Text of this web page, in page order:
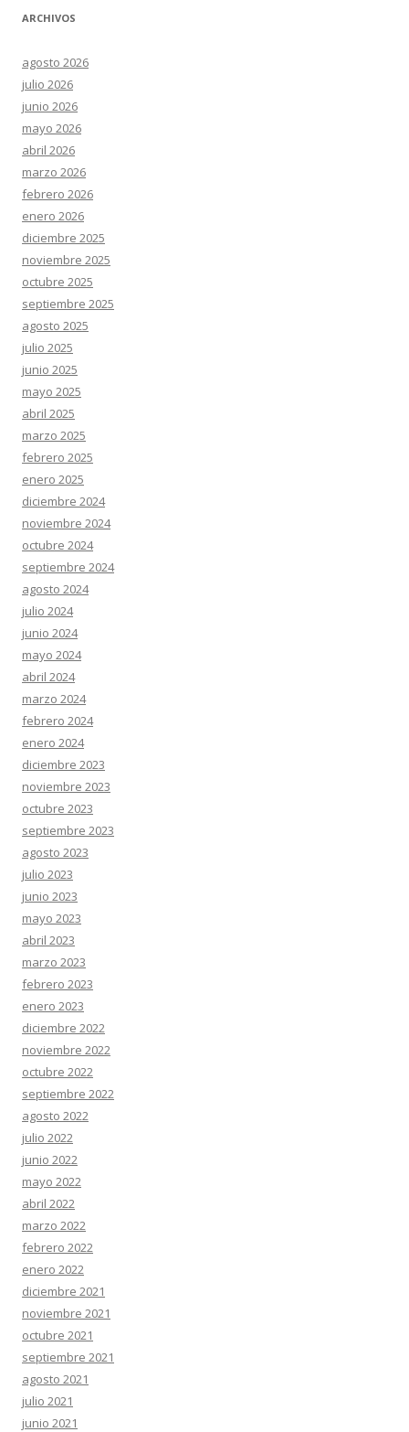
ARCHIVOS
agosto 2026
julio 2026
junio 2026
mayo 2026
abril 2026
marzo 2026
febrero 2026
enero 2026
diciembre 2025
noviembre 2025
octubre 2025
septiembre 2025
agosto 2025
julio 2025
junio 2025
mayo 2025
abril 2025
marzo 2025
febrero 2025
enero 2025
diciembre 2024
noviembre 2024
octubre 2024
septiembre 2024
agosto 2024
julio 2024
junio 2024
mayo 2024
abril 2024
marzo 2024
febrero 2024
enero 2024
diciembre 2023
noviembre 2023
octubre 2023
septiembre 2023
agosto 2023
julio 2023
junio 2023
mayo 2023
abril 2023
marzo 2023
febrero 2023
enero 2023
diciembre 2022
noviembre 2022
octubre 2022
septiembre 2022
agosto 2022
julio 2022
junio 2022
mayo 2022
abril 2022
marzo 2022
febrero 2022
enero 2022
diciembre 2021
noviembre 2021
octubre 2021
septiembre 2021
agosto 2021
julio 2021
junio 2021